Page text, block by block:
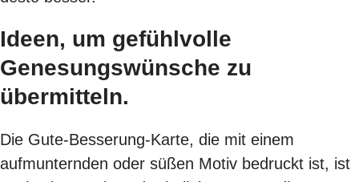
Ideen, um gefühlvolle
Genesungswünsche zu
übermitteln.
Die Gute-Besserung-Karte, die mit einem
aufmunternden oder süßen Motiv bedruckt ist, ist